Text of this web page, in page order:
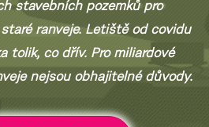
stavebních pozemků pro
ranveje. Letiště od covidu
tolik, co dřív. Pro miliardové
nejsou obhajitelné důvody.